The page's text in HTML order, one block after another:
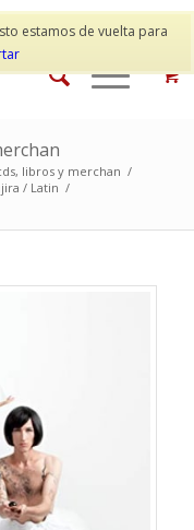
estamos de vuelta para
libros y merchan /
/ Latin /